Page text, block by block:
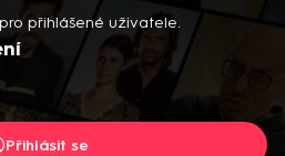
přihlášené uživatele.
Přihlásit se